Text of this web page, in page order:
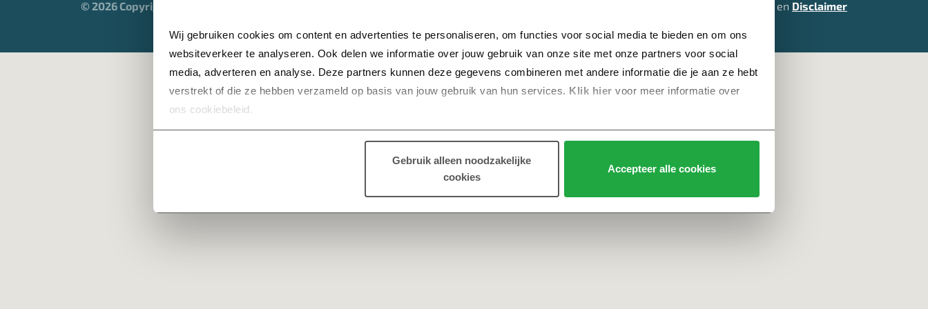
Wij gebruiken cookies om content en advertenties te personaliseren, om functies voor social media te bieden en om ons
websiteverkeer te analyseren. Ook delen we informatie over jouw gebruik van onze site met onze partners voor social
media, adverteren en analyse. Deze partners kunnen deze gegevens combineren met andere informatie die je aan ze hebt
verstrekt of die ze hebben verzameld op basis van jouw gebruik van hun services. Klik hier voor meer informatie over
ons cookiebeleid.
Gebruik alleen noodzakelijke
cookies
Accepteer alle cookies
© 2026 Copyright Heijmans en Disclaimer